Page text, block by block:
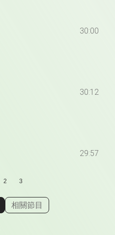
30:00
30:12
29:57
2 3
顯示相關單集
相關節目